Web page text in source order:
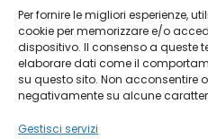
Per fornire le migliori esperienze,
cookie per memorizzare e/o
dispositivo. Il consenso a queste
elaborare dati come il
su questo sito. Non acconsentire
negativamente su alcune
Gestisci servizi
(+39) 0572 70087
Corso Matteotti, 31 -
(PT)